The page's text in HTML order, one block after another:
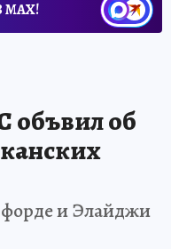
МАХ!
объвил об
и Элайджи